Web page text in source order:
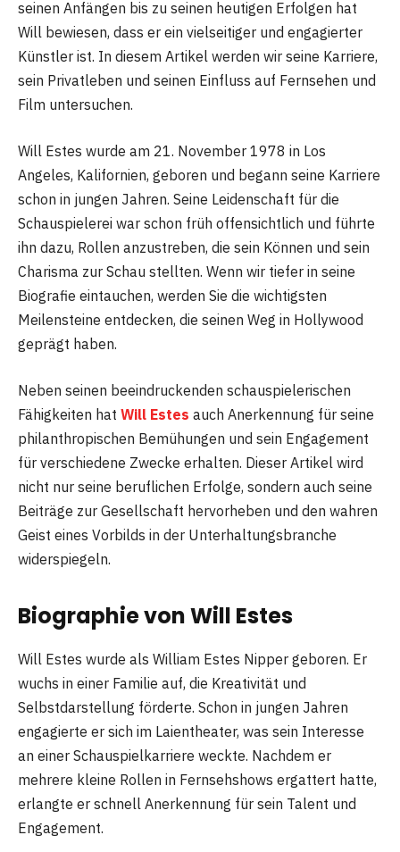
seinen Anfängen bis zu seinen heutigen Erfolgen hat
Will bewiesen, dass er ein vielseitiger und engagierter
Künstler ist. In diesem Artikel werden wir seine Karriere,
sein Privatleben und seinen Einfluss auf Fernsehen und
Film untersuchen.
Will Estes wurde am 21. November 1978 in Los
Angeles, Kalifornien, geboren und begann seine Karriere
schon in jungen Jahren. Seine Leidenschaft für die
Schauspielerei war schon früh offensichtlich und führte
ihn dazu, Rollen anzustreben, die sein Können und sein
Charisma zur Schau stellten. Wenn wir tiefer in seine
Biografie eintauchen, werden Sie die wichtigsten
Meilensteine ​​entdecken, die seinen Weg in Hollywood
geprägt haben.
Neben seinen beeindruckenden schauspielerischen
Fähigkeiten hat Will Estes auch Anerkennung für seine
philanthropischen Bemühungen und sein Engagement
für verschiedene Zwecke erhalten. Dieser Artikel wird
nicht nur seine beruflichen Erfolge, sondern auch seine
Beiträge zur Gesellschaft hervorheben und den wahren
Geist eines Vorbilds in der Unterhaltungsbranche
widerspiegeln.
Biographie von Will Estes
Will Estes wurde als William Estes Nipper geboren. Er
wuchs in einer Familie auf, die Kreativität und
Selbstdarstellung förderte. Schon in jungen Jahren
engagierte er sich im Laientheater, was sein Interesse
an einer Schauspielkarriere weckte. Nachdem er
mehrere kleine Rollen in Fernsehshows ergattert hatte,
erlangte er schnell Anerkennung für sein Talent und
Engagement.